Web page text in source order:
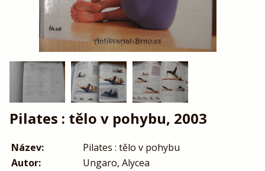
Pilates : tělo v pohybu, 2003
Název:
Pilates : tělo v pohybu
Autor:
Ungaro, Alycea